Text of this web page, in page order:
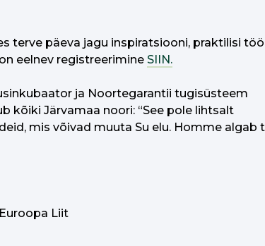
terve päeva jagu inspiratsiooni, praktilisi
eelnev registreerimine SIIN.
ja Noortegarantii tugisüsteem
kõiki Järvamaa noori: “See pole lihtsalt
mis võivad muuta Su elu. Homme algab
Liit